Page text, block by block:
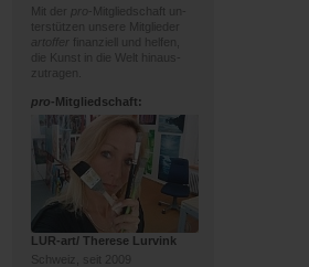
Mit der pro
-Mitgliedschaft un-
terstützen unsere Mitglieder
artoffer finanziell und helfen,
die Kunst in die Welt hinaus-
zutragen.
pro-Mitgliedschaft:
LUR-art/ Therese Lurvink
Schweiz, seit 2009